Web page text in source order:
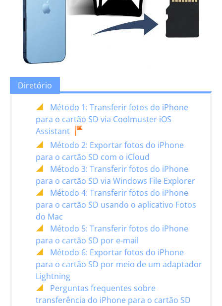
Diretório
Método 1: Transferir fotos do iPhone
para o cartão SD via Coolmuster iOS
Assistant
Método 2: Exportar fotos do iPhone
para o cartão SD com o iCloud
Método 3: Transferir fotos do iPhone
para o cartão SD via Windows File Explorer
Método 4: Transferir fotos do iPhone
para o cartão SD usando o aplicativo Fotos
do Mac
Método 5: Transferir fotos do iPhone
para o cartão SD por e-mail
Método 6: Exportar fotos do iPhone
para o cartão SD por meio de um adaptador
Lightning
Perguntas frequentes sobre
transferência do iPhone para o cartão SD